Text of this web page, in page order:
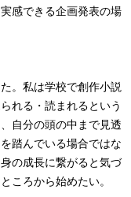
感できる企画発表の場
。私は学校で創作小説
れる・読まれるという
自分の頭の中まで見透
踏んでいる場合ではな
の成長に繋がると気づ
ころから始めたい。